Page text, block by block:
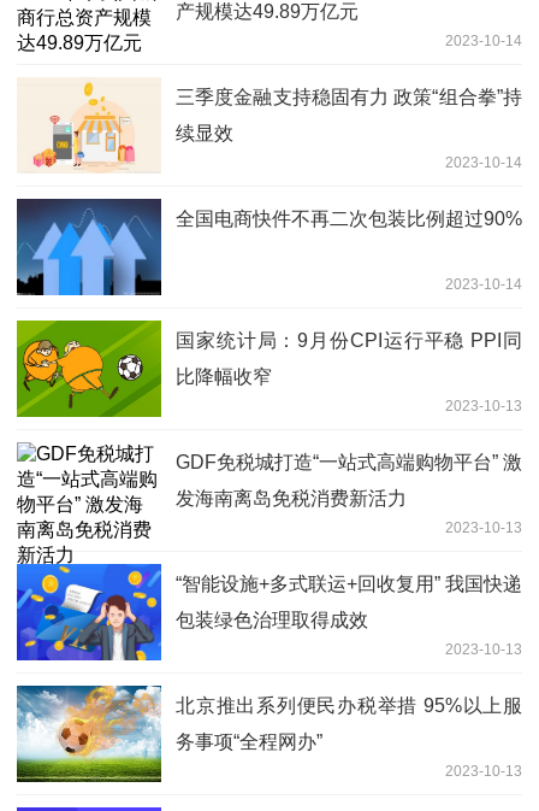
产规模达49.89万亿元
2023-10-14
三季度金融支持稳固有力 政策“组合拳”持
续显效
2023-10-14
全国电商快件不再二次包装比例超过90%
2023-10-14
国家统计局：9月份CPI运行平稳 PPI同
比降幅收窄
2023-10-13
GDF免税城打造“一站式高端购物平台” 激
发海南离岛免税消费新活力
2023-10-13
“智能设施+多式联运+回收复用” 我国快递
包装绿色治理取得成效
2023-10-13
北京推出系列便民办税举措 95%以上服
务事项“全程网办”
2023-10-13